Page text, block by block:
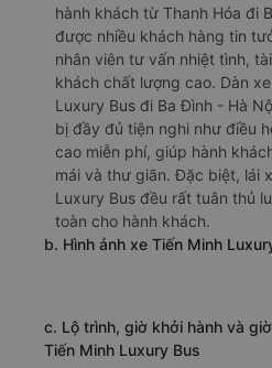
hành khách từ Thanh Hóa đi
được nhiều khách hàng tin
nhân viên tư vấn nhiệt tình,
khách chất lượng cao. Dàn
Luxury Bus đi Ba Đình - Hà
bị đầy đủ tiện nghi như điều
cao miễn phí, giúp hành
mái và thư giãn. Đặc biệt, lái
Luxury Bus đều rất tuân thủ
toàn cho hành khách.
b. Hình ảnh xe Tiến Minh
c. Lộ trình, giờ khởi hành và
Tiến Minh Luxury Bus